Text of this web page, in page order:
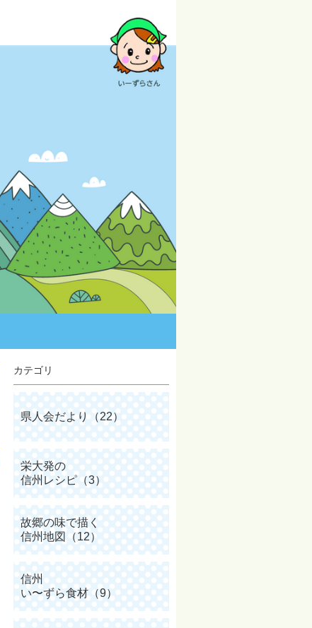
カテゴリ
県人会だより（22）
栄大発の
信州レシピ（3）
故郷の味で描く
信州地図（12）
信州
い〜ずら食材（9）